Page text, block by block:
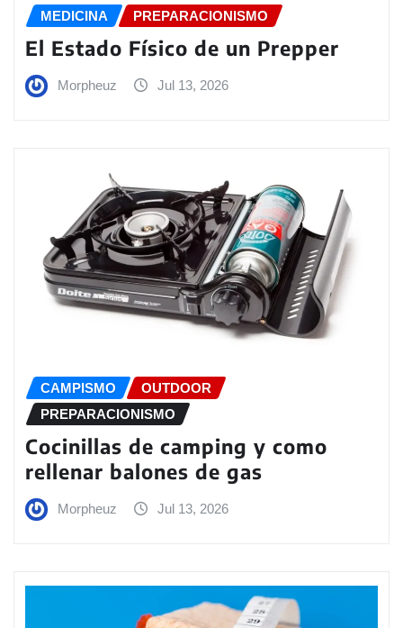
MEDICINA PREPARACIONISMO
El Estado Físico de un Prepper
Morpheuz Jul 13, 2026
CAMPISMO
OUTDOOR
PREPARACIONISMO
Cocinillas de camping y como
rellenar balones de gas
Morpheuz Jul 13, 2026